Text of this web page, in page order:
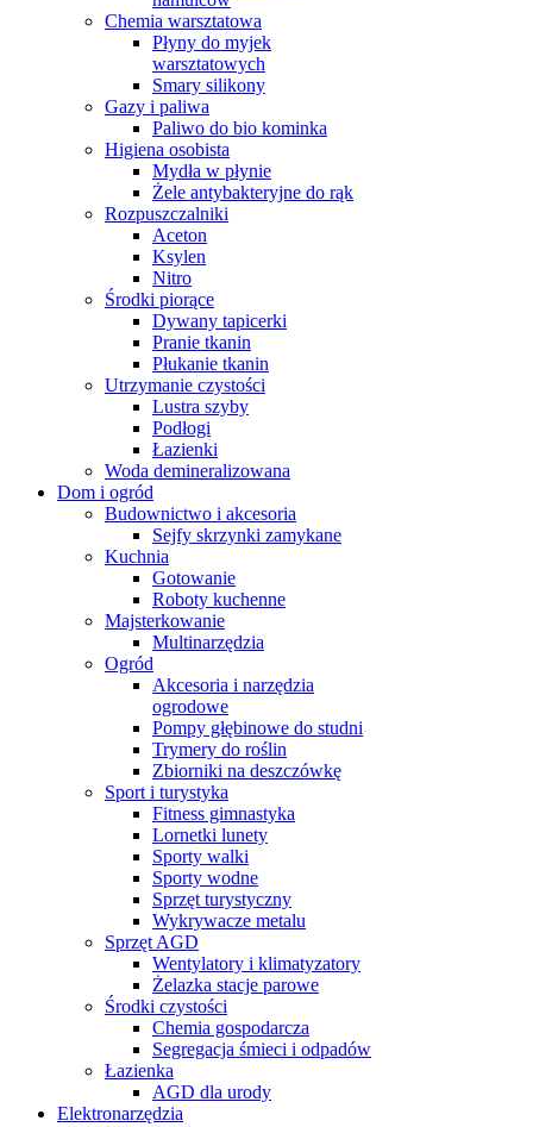
Chemia warsztatowa
Płyny do myjek
warsztatowych
Smary silikony
Gazy i paliwa
Paliwo do bio kominka
Higiena osobista
Mydła w płynie
Żele antybakteryjne do rąk
Rozpuszczalniki
Aceton
Ksylen
Nitro
Środki piorące
Dywany tapicerki
Pranie tkanin
Płukanie tkanin
Utrzymanie czystości
Lustra szyby
Podłogi
Łazienki
Woda demineralizowana
Dom i ogród
Budownictwo i akcesoria
Sejfy skrzynki zamykane
Kuchnia
Gotowanie
Roboty kuchenne
Majsterkowanie
Multinarzędzia
Ogród
Akcesoria i narzędzia
ogrodowe
Pompy głębinowe do studni
Trymery do roślin
Zbiorniki na deszczówkę
Sport i turystyka
Fitness gimnastyka
Lornetki lunety
Sporty walki
Sporty wodne
Sprzęt turystyczny
Wykrywacze metalu
Sprzęt AGD
Wentylatory i klimatyzatory
Żelazka stacje parowe
Środki czystości
Chemia gospodarcza
Segregacja śmieci i odpadów
Łazienka
AGD dla urody
Elektronarzędzia